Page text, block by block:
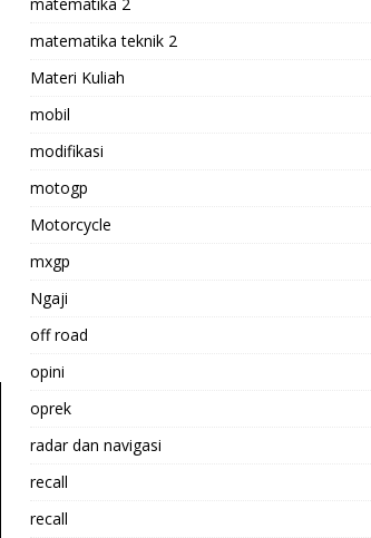
matematika 2
matematika teknik 2
Materi Kuliah
mobil
modifikasi
motogp
Motorcycle
mxgp
Ngaji
off road
opini
oprek
radar dan navigasi
recall
recall